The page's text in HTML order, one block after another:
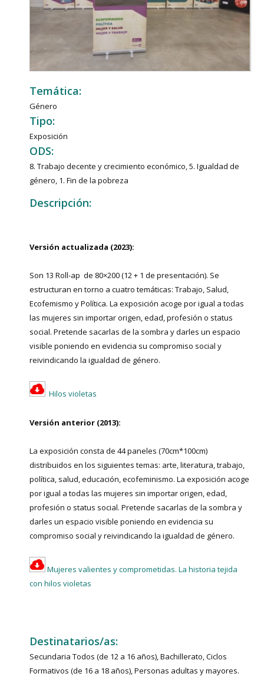
Temática:
Género
Tipo:
Exposición
ODS:
8. Trabajo decente y crecimiento económico, 5. Igualdad de
género, 1. Fin de la pobreza
Descripción:
Versión actualizada (2023):
Son 13 Roll-ap de 80×200 (12 + 1 de presentación). Se
estructuran en torno a cuatro temáticas: Trabajo, Salud,
Ecofemismo y Política. La exposición acoge por igual a todas
las mujeres sin importar origen, edad, profesión o status
social. Pretende sacarlas de la sombra y darles un espacio
visible poniendo en evidencia su compromiso social y
reivindicando la igualdad de género.
Hilos violetas
Versión anterior (2013):
La exposición consta de 44 paneles (70cm*100cm)
distribuidos en los siguientes temas: arte, literatura, trabajo,
política, salud, educación, ecofeminismo. La exposición acoge
por igual a todas las mujeres sin importar origen, edad,
profesión o status social. Pretende sacarlas de la sombra y
darles un espacio visible poniendo en evidencia su
compromiso social y reivindicando la igualdad de género.
Mujeres valientes y comprometidas. La historia tejida
con hilos violetas
Destinatarios/as:
Secundaria Todos (de 12 a 16 años), Bachillerato, Ciclos
Formativos (de 16 a 18 años), Personas adultas y mayores.